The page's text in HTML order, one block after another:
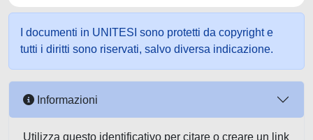
I documenti in UNITESI sono protetti da copyright e
tutti i diritti sono riservati, salvo diversa indicazione.
Informazioni
Utilizza questo identificativo per citare o creare un link